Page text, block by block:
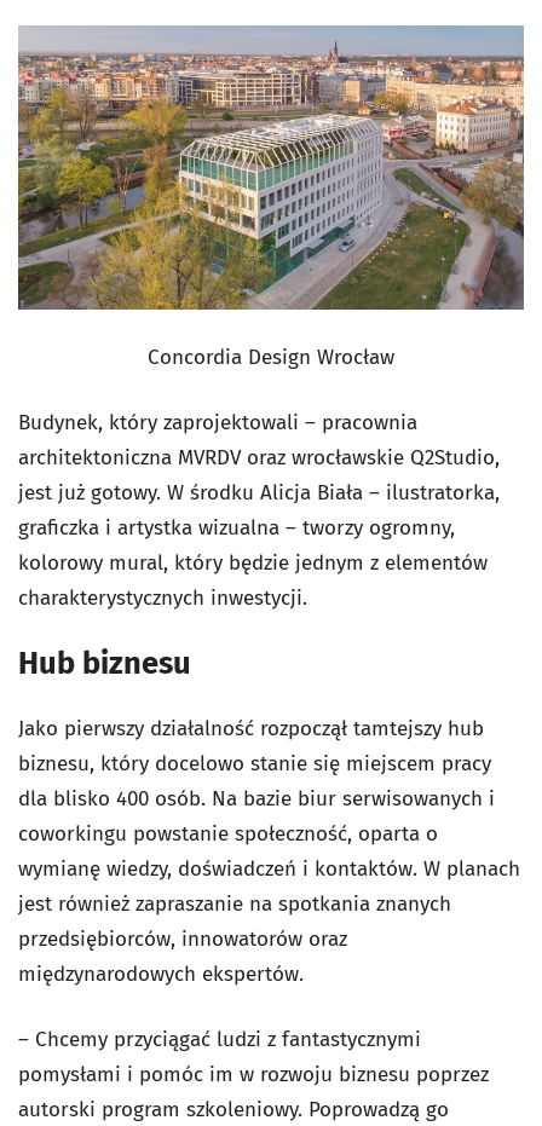
Concordia Design Wrocław
Budynek, który zaprojektowali – pracownia
architektoniczna MVRDV oraz wrocławskie Q2Studio,
jest już gotowy. W środku Alicja Biała – ilustratorka,
graficzka i artystka wizualna – tworzy ogromny,
kolorowy mural, który będzie jednym z elementów
charakterystycznych inwestycji.
Hub biznesu
Jako pierwszy działalność rozpoczął tamtejszy hub
biznesu, który docelowo stanie się miejscem pracy
dla blisko 400 osób. Na bazie biur serwisowanych i
coworkingu powstanie społeczność, oparta o
wymianę wiedzy, doświadczeń i kontaktów. W planach
jest również zapraszanie na spotkania znanych
przedsiębiorców, innowatorów oraz
międzynarodowych ekspertów.
– Chcemy przyciągać ludzi z fantastycznymi
pomysłami i pomóc im w rozwoju biznesu poprzez
autorski program szkoleniowy. Poprowadzą go